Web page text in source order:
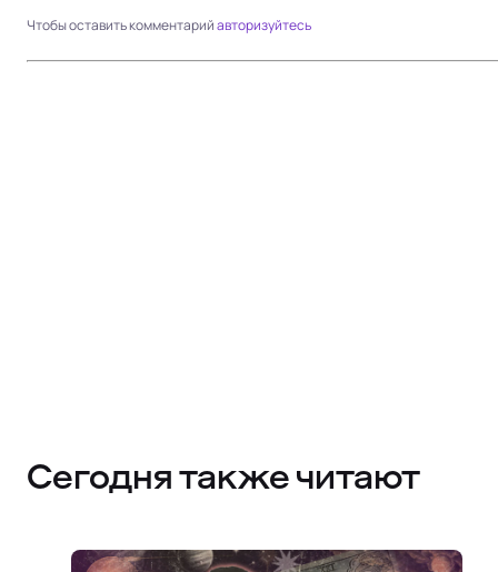
Чтобы оставить комментарийавторизуйтесь
Сегодня также читают